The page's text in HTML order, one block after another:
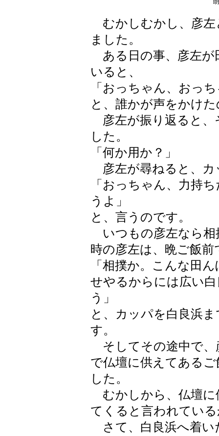
むかしむかし、彦左
ました。
ある日の事、彦左が
いると、
「おっちゃん、おっ
と、誰かが声をかけ
彦左が振り返ると、
した。
「何か用か？」
彦左が尋ねると、カ
「おっちゃん、力持
うよ」
と、言うのです。
いつもの彦左なら相
時の彦左は、晩ご飯
「相撲か。こんな田
せやるからには広い
う」
と、カッパを白良浜
す。
そしてその途中で、
で仏壇に供えてある
した。
むかしから、仏壇に
てくると言われてい
さて、白良浜へ着い